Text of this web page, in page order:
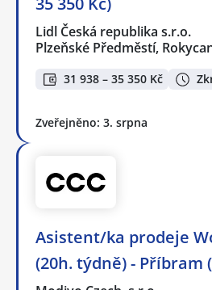
Lidl Česká republika s.r.o.
Plzeňské Předměstí,
31 938 – 35 350 Kč
Zveřejněno: 3. srpna
Asistent/ka prodeje
(20h. týdně) - Příbram